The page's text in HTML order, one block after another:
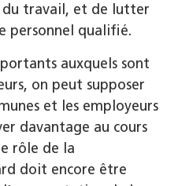
travail, et de lutter
personnel qualifié.
auxquels sont
on peut supposer
et les employeurs
davantage au cours
rôle de la
doit encore être